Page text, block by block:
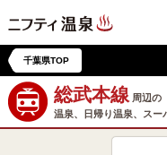
千葉県TOP
総武本線 周辺の
温泉、日帰り温泉、スー